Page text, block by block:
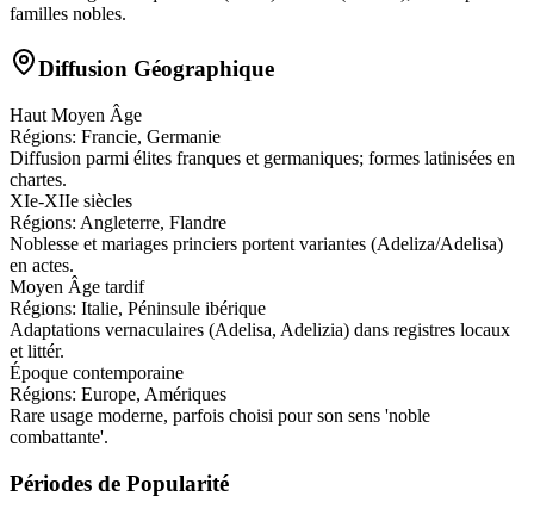
familles nobles.
Diffusion Géographique
Haut Moyen Âge
Régions: Francie, Germanie
Diffusion parmi élites franques et germaniques; formes latinisées en
chartes.
XIe-XIIe siècles
Régions: Angleterre, Flandre
Noblesse et mariages princiers portent variantes (Adeliza/Adelisa)
en actes.
Moyen Âge tardif
Régions: Italie, Péninsule ibérique
Adaptations vernaculaires (Adelisa, Adelizia) dans registres locaux
et littér.
Époque contemporaine
Régions: Europe, Amériques
Rare usage moderne, parfois choisi pour son sens 'noble
combattante'.
Périodes de Popularité